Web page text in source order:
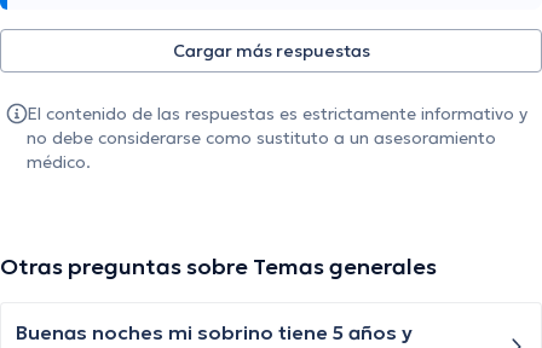
Cargar más respuestas
El contenido de las respuestas es estrictamente informativo y
no debe considerarse como sustituto a un asesoramiento
médico.
Otras preguntas sobre Temas generales
Buenas noches mi sobrino tiene 5 años y